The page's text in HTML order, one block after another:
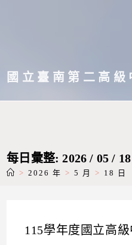
主國立臺南第二高級
每日彙整: 2026 / 05 / 18
> 2026 年 > 5 月 > 18 日
115學年度國立高